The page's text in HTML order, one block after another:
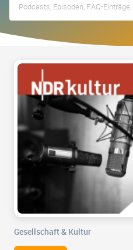
Gesellschaft & Kultur